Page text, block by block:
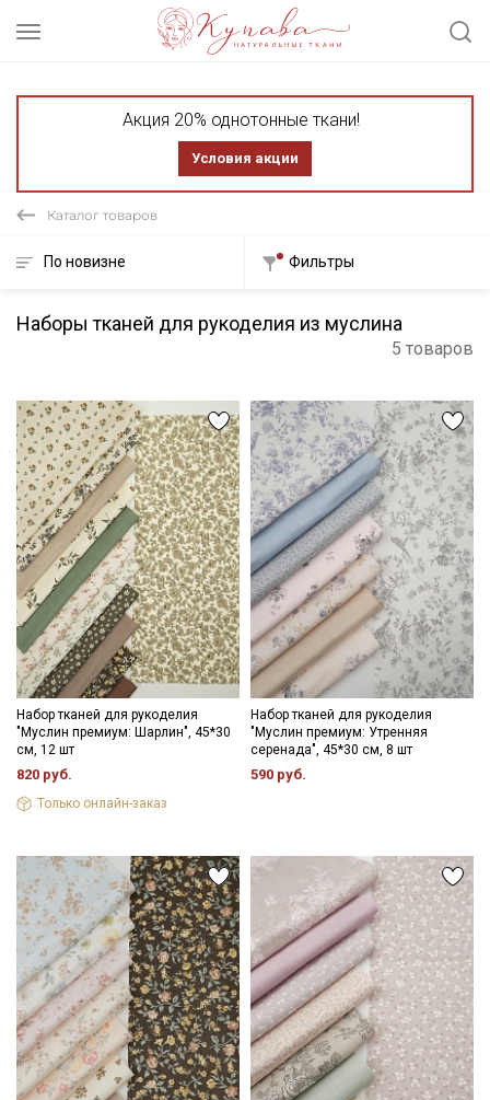
Акция 20% однотонные ткани!
Условия акции
Каталог товаров
По новизне Фильтры
Наборы тканей для рукоделия из муслина
5 товаров
Набор тканей для рукоделия
"Муслин премиум: Шарлин", 45*30
см, 12 шт
820 руб.
Только онлайн-заказ
Набор тканей для рукоделия
"Муслин премиум: Утренняя
серенада", 45*30 см, 8 шт
590 руб.
Секретная рассылка от Купава
Мы публикуем здесь дополнительные
промокоды и скидки до 30% на узкие
категории тканей